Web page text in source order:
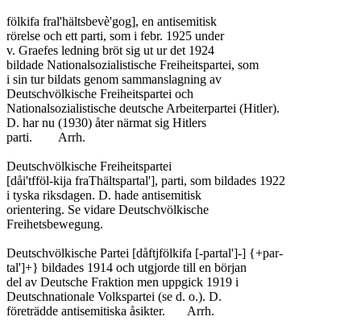
fölkifa fral'hältsbevè'gog], en antisemitisk
rörelse och ett parti, som i febr. 1925 under
v. Graefes ledning bröt sig ut ur det 1924
bildade Nationalsozialistische Freiheitspartei, som
i sin tur bildats genom sammanslagning av
Deutschvölkische Freiheitspartei och
Nationalsozialistische deutsche Arbeiterpartei (Hitler).
D. har nu (1930) åter närmat sig Hitlers
parti.	Arrh.
Deutschvölkische Freiheitspartei
[dåi'tfföl-kija fraThältspartal'], parti, som bildades 1922
i tyska riksdagen. D. hade antisemitisk
orientering. Se vidare Deutschvölkische
Freihetsbewegung.
Deutschvölkische Partei [dåftjfölkifa [-partal']-] {+par-
tal']+} bildades 1914 och utgjorde till en början
del av Deutsche Fraktion men uppgick 1919 i
Deutschnationale Volkspartei (se d. o.). D.
företrädde antisemitiska åsikter.	Arrh.